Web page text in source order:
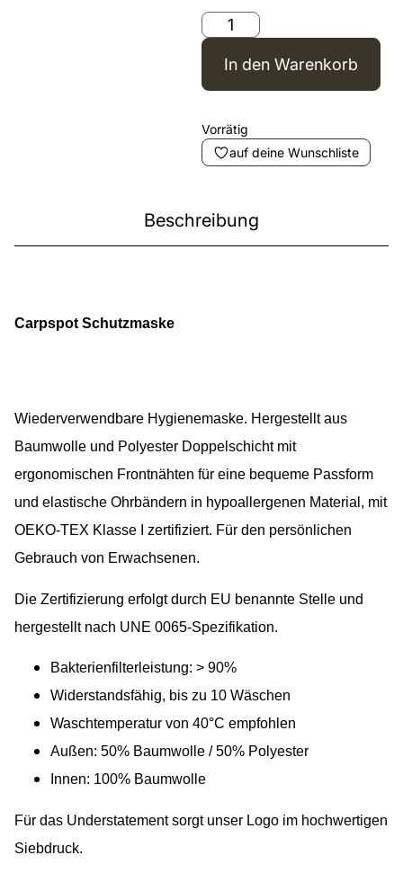
In den Warenkorb
Vorrätig
auf deine Wunschliste
Beschreibung
Carpspot Schutzmaske
Wiederverwendbare Hygienemaske. Hergestellt aus
Baumwolle und Polyester Doppelschicht mit
ergonomischen Frontnähten für eine bequeme Passform
und elastische Ohrbändern in hypoallergenen Material, mit
OEKO-TEX Klasse I zertifiziert. Für den persönlichen
Gebrauch von Erwachsenen.
Die Zertifizierung erfolgt durch EU benannte Stelle und
hergestellt nach UNE 0065-Spezifikation.
Bakterienfilterleistung: > 90%
Widerstandsfähig, bis zu 10 Wäschen
Waschtemperatur von 40°C empfohlen
Außen: 50% Baumwolle / 50% Polyester
Innen: 100% Baumwolle
Für das Understatement sorgt unser Logo im hochwertigen
Siebdruck.